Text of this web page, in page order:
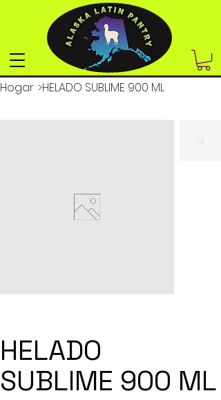
Hogar >HELADO SUBLIME 900 ML
HELADO
SUBLIME 900 ML